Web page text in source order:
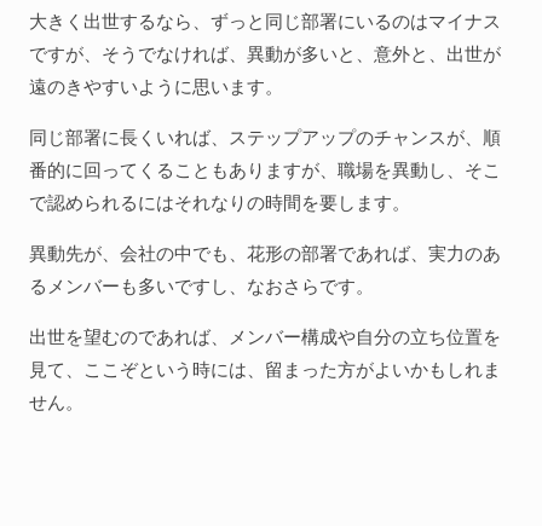
大きく出世するなら、ずっと同じ部署にいるのはマイナス
ですが、そうでなければ、異動が多いと、意外と、出世が
遠のきやすいように思います。
同じ部署に長くいれば、ステップアップのチャンスが、順
番的に回ってくることもありますが、職場を異動し、そこ
で認められるにはそれなりの時間を要します。
異動先が、会社の中でも、花形の部署であれば、実力のあ
るメンバーも多いですし、なおさらです。
出世を望むのであれば、メンバー構成や自分の立ち位置を
見て、ここぞという時には、留まった方がよいかもしれま
せん。